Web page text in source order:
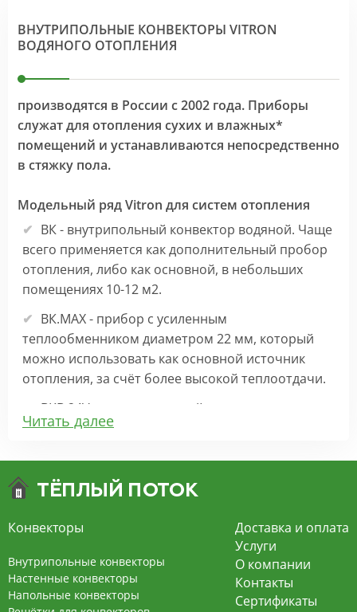
ВНУТРИПОЛЬНЫЕ КОНВЕКТОРЫ VITRON
ВОДЯНОГО ОТОПЛЕНИЯ
производятся в России с 2002 года. Приборы
служат для отопления сухих и влажных*
помещений и устанавливаются непосредственно
в стяжку пола.
Модельный ряд Vitron для систем отопления
ВК - внутрипольный конвектор водяной. Чаще
всего применяется как дополнительный пробор
отопления, либо как основной, в небольших
помещениях 10-12 м2.
ВК.МАХ - прибор с усиленным
теплообменником диаметром 22 мм, который
можно использовать как основной источник
отопления, за счёт более высокой теплоотдачи.
ВКВ 24V – внутрипольный конвектор
отопления с вентилятором на 24В подходит для
экономит электроэнергию и бесшумно работает.
конвекцией на 220В. За счет тангенциального
вентилятора создает принудительную
конвекцию, что позволяет обогревать
помещения большой площади.
Читать далее
Конвекторы
Внутрипольные конвекторы
Настенные конвекторы
Напольные конвекторы
Доставка и оплата
Услуги
О компании
Контакты
Сертификаты